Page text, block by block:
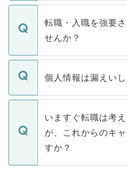
ます。通常、5営業日
いただきますので、
マイナビDOCTORで
うち約3割は、Webサ
けない「非公開求人
下記の理由によって
ません。
■応募殺到を避けるた
関を公にしてしまう
に、医療機関が求め
みを人材紹介会社に
ています。
転職・入職を強要
せんか？
転職・入職を強要す
ん。また、仮に応募
定を承諾する必要は
の辞退の連絡はキャ
個人情報は漏えい
個人情報が漏えいす
で、ご安心ください
などで収集したご登
ご本人のキャリアア
支援を目的に使用い
ているすべての個人
いますぐ転職は考
が、これからのキ
すか？